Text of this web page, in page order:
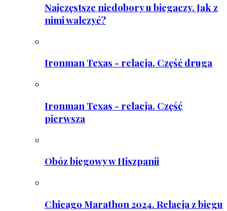
Najczęstsze niedobory u biegaczy. Jak z
nimi walczyć?
Ironman Texas - relacja. Część druga
Ironman Texas - relacja. Część
pierwsza
Obóz biegowy w Hiszpanii
Chicago Marathon 2024. Relacja z biegu